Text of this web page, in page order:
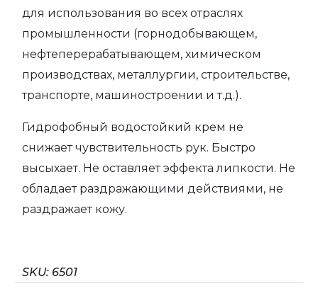
для использования во всех отраслях
промышленности (горнодобывающем,
нефтеперерабатывающем, химическом
производствах, металлургии, строительстве,
транспорте, машиностроении и т.д.).
Гидрофобный водостойкий крем не
снижает чувствительность рук. Быстро
высыхает. Не оставляет эффекта липкости. Не
обладает раздражающими действиями, не
раздражает кожу.
SKU: 6501